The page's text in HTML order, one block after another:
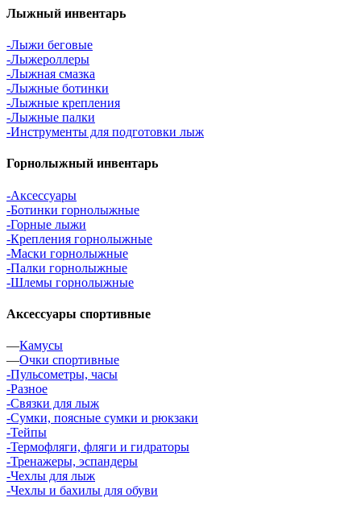
Лыжный инвентарь
-Лыжи беговые
-Лыжероллеры
-Лыжная смазка
-Лыжные ботинки
-Лыжные крепления
-Лыжные палки
-Инструменты для подготовки лыж
Горнолыжный инвентарь
-Аксессуары
-Ботинки горнолыжные
-Горные лыжи
-Крепления горнолыжные
-Маски горнолыжные
-Палки горнолыжные
-Шлемы горнолыжные
Аксессуары спортивные
—Камусы
—Очки спортивные
-Пульсометры, часы
-Разное
-Связки для лыж
-Сумки, поясные сумки и рюкзаки
-Тейпы
-Термофляги, фляги и гидраторы
-Тренажеры, эспандеры
-Чехлы для лыж
-Чехлы и бахилы для обуви